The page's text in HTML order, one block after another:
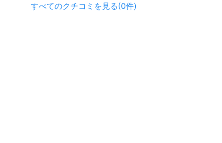
すべてのクチコミを見る(0件)